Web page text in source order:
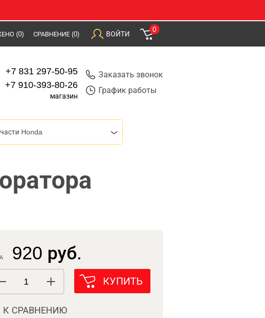
(0) СРАВНЕНИЕ (0) ВОЙТИ
0
+7 831 297-50-95
+7 910-393-80-26
магазин
Заказать звонок
График работы
Honda
920 руб.
КУПИТЬ
К СРАВНЕНИЮ